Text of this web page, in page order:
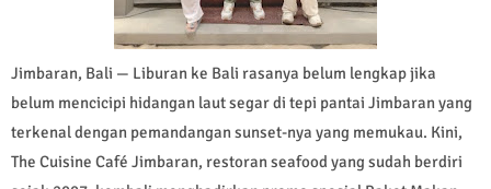
Jimbaran, Bali — Liburan ke Bali rasanya belum lengkap jika
belum mencicipi hidangan laut segar di tepi pantai Jimbaran yang
terkenal dengan pemandangan sunset-nya yang memukau. Kini,
The Cuisine Café Jimbaran, restoran seafood yang sudah berdiri